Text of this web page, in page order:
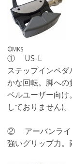
©MKS
① US-L
ステップインペ
かな回転。脚への
ベルユーザー向け
しておりません)。
② アーバンライ
強いグリップ力。